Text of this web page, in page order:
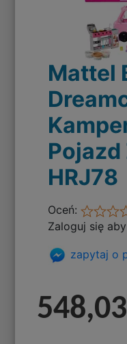
Mattel
HRJ78
Oceń:
Zaloguj się
zapytaj o